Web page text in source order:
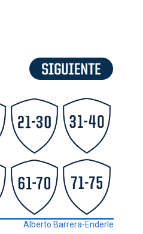
Alberto Barrera-Enderle